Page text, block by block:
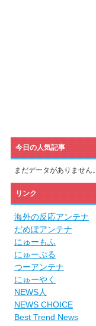
今日の人気記事
まだデータがありません。
リンク
海外の反応アンテナ
だめぽアンテナ
にゅーもふ
にゅーぷる
つーアンテナ
にゅーやく
NEWS人
NEWS CHOICE
Best Trend News